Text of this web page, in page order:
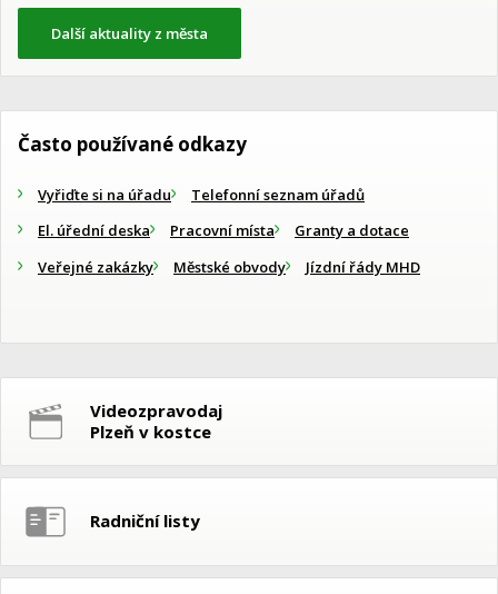
Další aktuality z města
Často používané odkazy
Vyřiďte si na úřadu
Telefonní seznam úřadů
El. úřední deska
Pracovní místa
Granty a dotace
Veřejné zakázky
Městské obvody Jízdní řády MHD
Videozpravodaj
Plzeň v kostce
Radniční listy